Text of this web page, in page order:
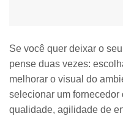
Se você quer deixar o
pense duas vezes:
melhorar o visual do
selecionar um
qualidade, agilidade de